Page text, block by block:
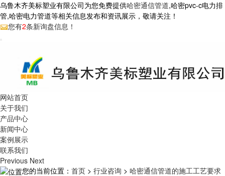
乌鲁木齐美标塑业有限公司为您免费提供哈密通信管道,哈密pvc-c电力排
管,哈密电力管道等相关信息发布和资讯展示，敬请关注！
您有2条新询盘信息！
网站首页
关于我们
产品中心
新闻中心
案例展示
联系我们
Previous Next
您的当前位置： 首页 > 行业咨询 > 哈密通信管道的施工工艺要求